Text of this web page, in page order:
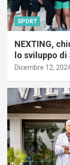
SPORT
NEXTING,
lo sviluppo
Dicembre 12,